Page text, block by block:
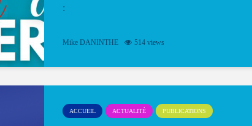
:
Mike DANINTHE 514 views
ACCUEIL ACTUALITÉ PUBLICATIONS